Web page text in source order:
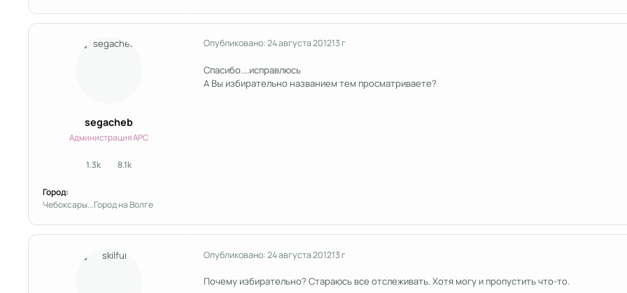
segacheb
Администрация APC
1.3kсообщения
8.1kРепутация
Город:
Чебоксары...Город на Волге
Опубликовано:24 августа 201213 г
Спасибо....исправлюсь
А Вы избирательно названием тем просматриваете?
Опубликовано:24 августа 201213 г
Почему избирательно? Стараюсь все отслеживать. Хотя могу и пропустить что-то.